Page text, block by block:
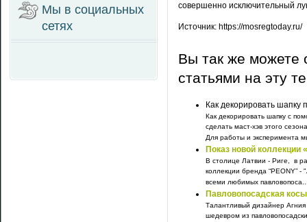
совершенно исключительный
Источник: https://mosregtoday.ru/
Вы так же можете
статьями на эту
Как декорировать шапку
Как декорировать шапку с
сделать маст-хэв этого
Для работы и эксперимента
Показ новой коллекции
В столице Латвии - Риге, в
коллекции бренда “PEONY”
всеми любимых
Павловопосадская
Талантливый дизайнер
шедевром из
Мы в социальных
сетях